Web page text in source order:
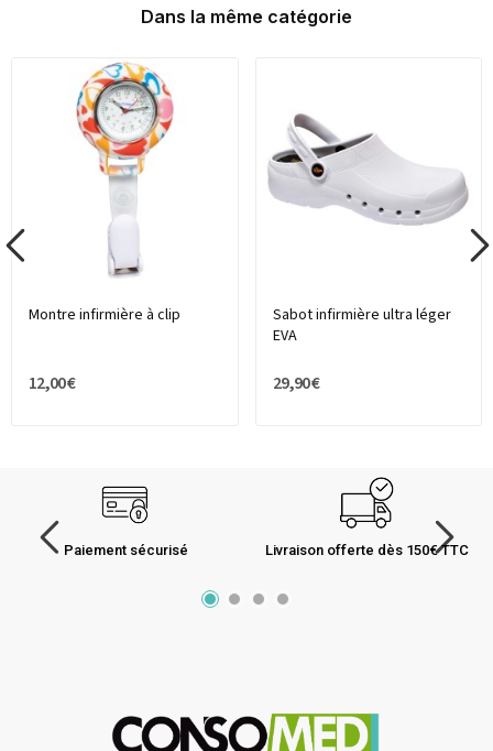
Dans la même catégorie
Montre infirmière à clip
12,00 €
Sabot infirmière ultra léger
EVA
29,90 €
Paiement sécurisé Livraison offerte dès 150€ TTC